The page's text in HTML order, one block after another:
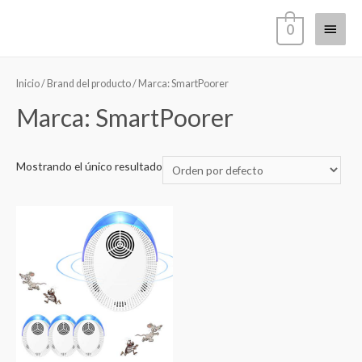
Menú
0
Inicio/ Brand del producto / Marca: SmartPoorer
Marca: SmartPoorer
Mostrando el único resultado